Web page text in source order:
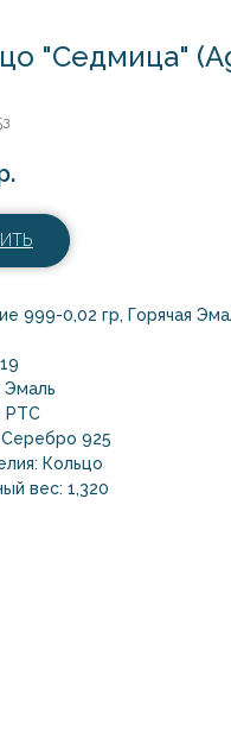
"Седмица"
999-0,02 гр, Горячая
Эмаль
РТС
925
Кольцо
вес: 1,320